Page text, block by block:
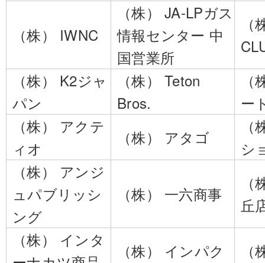
（株） IWNC
（株） JA-LPガス
情報センター 中
国営業所
（株） K2ジャ
パン
（株） Teton
Bros.
ー
（株） アクテ
ィオ
（株） アタゴ
シ
（株） アンジ
ュパブリッシ
ング
（株） 一六商事
丘
（株） インタ
（株） インパク